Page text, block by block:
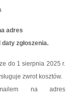
adres
zgłoszenia.
do 1 sierpnia 2025 r.
zwrot kosztów.
na adres